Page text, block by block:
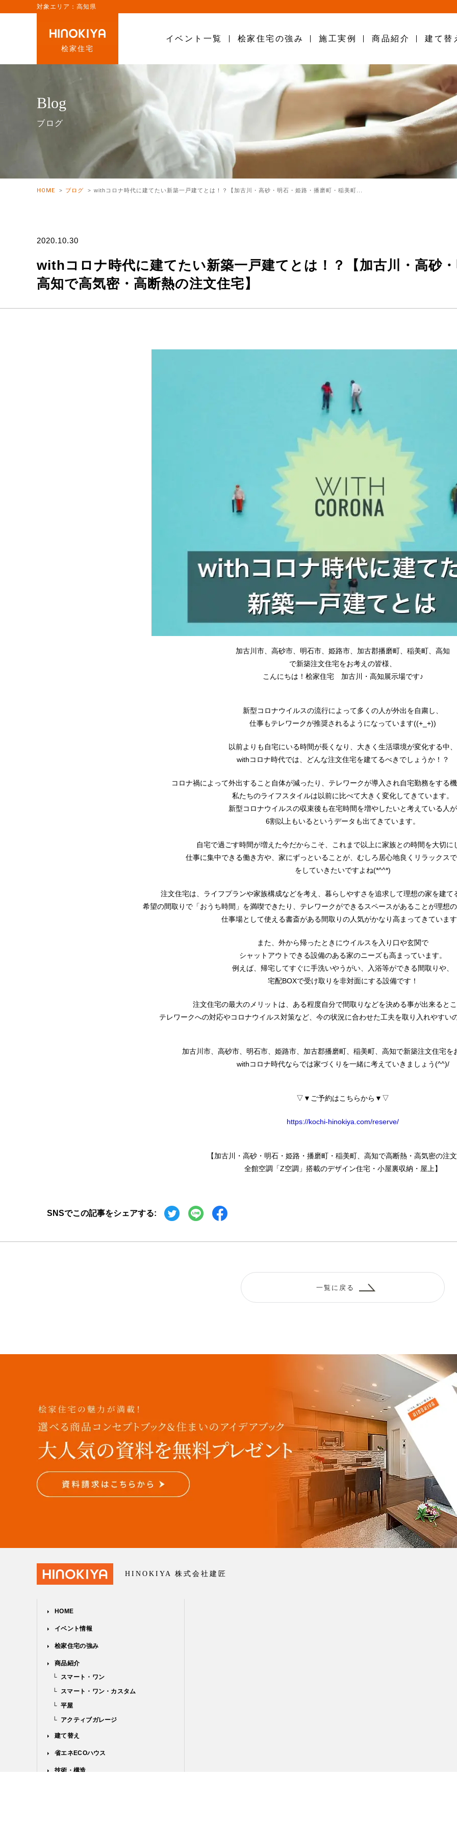
対象エリア：高知県
桧家住宅
イベント一覧 桧家住宅の強み 施工実例 商品紹介 建て替
Blog
ブログ
HOME ブログ withコロナ時代に建てたい新築一戸建てとは！？【加古川・高砂・明石・姫路・播磨町・稲美町...
2020.10.30
withコロナ時代に建てたい新築一戸建てとは！？【加古川・高砂
高知で高気密・高断熱の注文住宅】
加古川市、高砂市、明石市、姫路市、加古郡播磨町、稲美町、高知
で新築注文住宅をお考えの皆様、
こんにちは！桧家住宅 加古川・高知展示場です♪
新型コロナウイルスの流行によって多くの人が外出を自粛し、
仕事もテレワークが推奨されるようになっています((+_+))
以前よりも自宅にいる時間が長くなり、大きく生活環境が変化する中、
withコロナ時代では、どんな注文住宅を建てるべきでしょうか！？
コロナ禍によって外出すること自体が減ったり、テレワークが導入され自宅勤務をする
私たちのライフスタイルは以前に比べて大きく変化してきています。
新型コロナウイルスの収束後も在宅時間を増やしたいと考えている人が
6割以上もいるというデータも出てきています。
自宅で過ごす時間が増えた今だからこそ、これまで以上に家族との時間を大切に
仕事に集中できる働き方や、家にずっといることが、むしろ居心地良くリラックス
をしていきたいですよね(*^^*)
注文住宅は、ライフプランや家族構成などを考え、暮らしやすさを追求して理想の家を建て
希望の間取りで「おうち時間」を満喫できたり、テレワークができるスペースがあることが理想
仕事場として使える書斎がある間取りの人気がかなり高まってきていま
また、外から帰ったときにウイルスを入り口や玄関で
シャットアウトできる設備のある家のニーズも高まっています。
例えば、帰宅してすぐに手洗いやうがい、入浴等ができる間取りや、
宅配BOXで受け取りを非対面にする設備です！
注文住宅の最大のメリットは、ある程度自分で間取りなどを決める事が出来ると
テレワークへの対応やコロナウイルス対策など、今の状況に合わせた工夫を取り入れやすい
加古川市、高砂市、明石市、姫路市、加古郡播磨町、稲美町、高知で新築注文住宅を
withコロナ時代ならでは家づくりを一緒に考えていきましょう(^^)/
▽▼ご予約はこちらから▼▽
https://kochi-hinokiya.com/reserve/
【加古川・高砂・明石・姫路・播磨町・稲美町、高知で高断熱・高気密の注
全館空調「Z空調」搭載のデザイン住宅・小屋裏収納・屋上】
SNSでこの記事をシェアする:
一覧に戻る
HINOKIYA 株式会社建匠
HOME
イベント情報
桧家住宅の強み
商品紹介
└ スマート・ワン
└ スマート・ワン・カスタム
└ 平屋
└ アクティブガレージ
建て替え
省エネECOハウス
技術・構造